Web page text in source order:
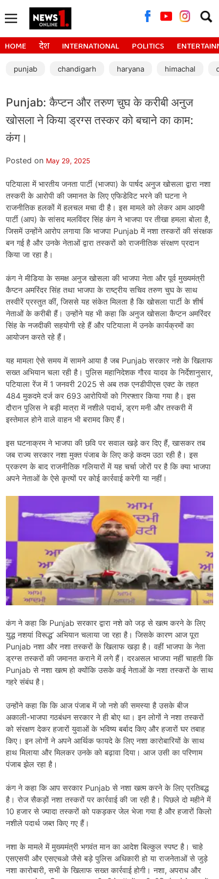
for:
HOME देश INTERNATIONAL POLITICS
punjab chandigarh haryana himachal
Punjab: कैप्टन और तरुण चुघ के करीबी अनुज
खोसला ने किया ड्रग्स तस्कर को बचाने का काम:
कंग।
Posted on May 29, 2025
पटियाला में भारतीय जनता पार्टी (भाजपा) के पार्षद अनुज खोसला द्वारा नशा
तस्करी के आरोपी की जमानत के लिए एफिडेविट भरने की घटना ने
राजनीतिक हलकों में हलचल मचा दी है। इस मामले को लेकर आम आदमी
पार्टी (आप) के सांसद मलविंदर सिंह कंग ने भाजपा पर तीखा हमला बोला है,
जिसमें उन्होंने आरोप लगाया कि भाजपा Punjab में नशा तस्करों की संरक्षक
बन गई है और उनके नेताओं द्वारा तस्करों को राजनीतिक संरक्षण प्रदान
किया जा रहा है।
कंग ने मीडिया के समक्ष अनुज खोसला की भाजपा नेता और पूर्व मुख्यमंत्री
कैप्टन अमरिंदर सिंह तथा भाजपा के राष्ट्रीय सचिव तरुण चुघ के साथ
तस्वीरें प्रस्तुत कीं, जिससे यह संकेत मिलता है कि खोसला पार्टी के शीर्ष
नेताओं के करीबी हैं। उन्होंने यह भी कहा कि अनुज खोसला कैप्टन अमरिंदर
सिंह के नजदीकी सहयोगी रहे हैं और पटियाला में उनके कार्यक्रमों का
आयोजन करते रहे हैं।
यह मामला ऐसे समय में सामने आया है जब Punjab सरकार नशे के खिलाफ
सख्त अभियान चला रही है। पुलिस महानिदेशक गौरव यादव के निर्देशानुसार,
पटियाला रेंज में 1 जनवरी 2025 से अब तक एनडीपीएस एक्ट के तहत
484 मुकदमे दर्ज कर 693 आरोपियों को गिरफ्तार किया गया है। इस
दौरान पुलिस ने बड़ी मात्रा में नशीले पदार्थ, ड्रग मनी और तस्करी में
इस्तेमाल होने वाले वाहन भी बरामद किए हैं।
इस घटनाक्रम ने भाजपा की छवि पर सवाल खड़े कर दिए हैं, खासकर तब
जब राज्य सरकार नशा मुक्त पंजाब के लिए कड़े कदम उठा रही है। इस
प्रकरण के बाद राजनीतिक गलियारों में यह चर्चा जोरों पर है कि क्या भाजपा
अपने नेताओं के ऐसे कृत्यों पर कोई कार्रवाई करेगी या नहीं।
कंग ने कहा कि Punjab सरकार द्वारा नशे को जड़ से खत्म करने के लिए
युद्ध नशयां विरूद्ध’ अभियान चलाया जा रहा है। जिसके कारण आज पूरा
Punjab नशा और नशा तस्करों के खिलाफ खड़ा है। वहीं भाजपा के नेता
ड्रग्स तस्करों की जमानत कराने में लगे हैं। दरअसल भाजपा नहीं चाहती कि
Punjab से नशा खत्म हो क्योंकि उसके कई नेताओं के नशा तस्करों के साथ
गहरे संबंध है।
उन्होंने कहा कि कि आज पंजाब में जो नशे की समस्या है उसके बीज
अकाली-भाजपा गठबंधन सरकार ने ही बोए था। इन लोगों ने नशा तस्करों
को संरक्षण देकर हजारों युवाओं के भविष्य बर्बाद किए और हजारों घर तबाह
किए। इन लोगों ने अपने आर्थिक फायदे के लिए नशा कारोबारियों के साथ
हाथ मिलाया और मिलकर उनके को बढ़ावा दिया। आज उसी का परिणाम
पंजाब झेल रहा है।
कंग ने कहा कि आप सरकार Punjab से नशा खत्म करने के लिए प्रतिबद्ध
है। रोज सैकड़ों नशा तस्करों पर कार्रवाई की जा रही है। पिछले दो महीने में
10 हजार से ज्यादा तस्करों को पकड़कर जेल भेजा गया है और हजारों किलो
नशीले पदार्थ जब्त किए गए हैं।
नशा के मामले में मुख्यमंत्री भगवंत मान का आदेश बिल्कुल स्पष्ट है। चाहे
एसएसपी और एसएचओ जैसे बड़े पुलिस अधिकारी हो या राजनेताओं से जुड़े
नशा कारोबारी, सभी के खिलाफ सख्त कार्रवाई होगी। नशा, अपराध और